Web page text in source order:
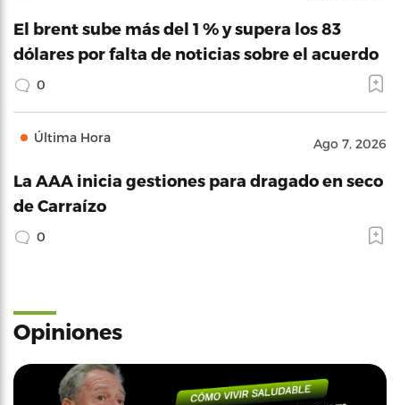
El brent sube más del 1 % y supera los 83
dólares por falta de noticias sobre el acuerdo
0
Última Hora Ago 7, 2026
La AAA inicia gestiones para dragado en seco
de Carraízo
0
Opiniones